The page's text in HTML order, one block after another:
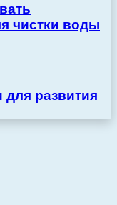
чистки воды
развития